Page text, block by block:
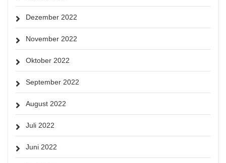
Dezember 2022
November 2022
Oktober 2022
September 2022
August 2022
Juli 2022
Juni 2022